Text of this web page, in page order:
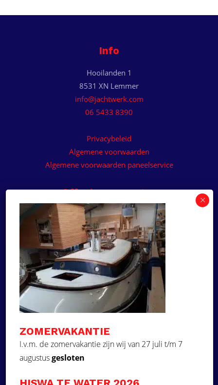
Info
Hooilanden 1
8531 XN Lemmer
info@jachtwerk.com
06 5433 8390
Privacybeleid
Algemene voorwaarden
Algemene voorwaarden paneelservice
Offerte aanvragen
Wilt u een prijsvoorstel op maat ontvangen voor
een kunststof teakdek voor uw boot? Vraag een
vrijblijvende offerte aan!
Offerte aanvragen
Ga naar
Over ons
Projecten
ZOMERVAKANTIE
I.v.m. de zomervakantie zijn wij van 27 juli t/m 7
augustusgesloten
×
Deze website maakt
gebruik van cookies.
Deze website gebruikt cookies om uw
gebruikerservaring te verbeteren. Door
onze website te gebruiken, stemt u in met
alle cookies in overeenstemming met ons
STRIKT NOODZAKELIJK
PRESTATIE